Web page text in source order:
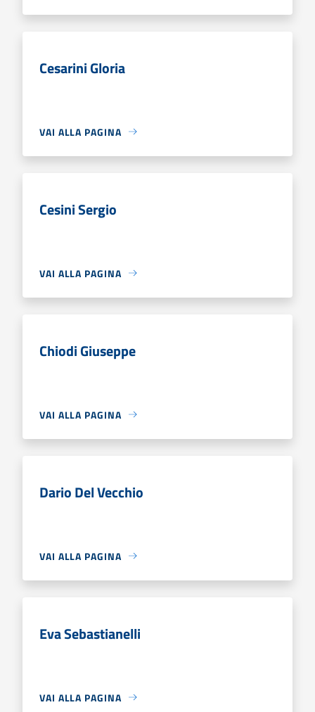
Cesarini Gloria
VAI ALLA PAGINA
Cesini Sergio
VAI ALLA PAGINA
Chiodi Giuseppe
VAI ALLA PAGINA
Dario Del Vecchio
VAI ALLA PAGINA
Eva Sebastianelli
VAI ALLA PAGINA